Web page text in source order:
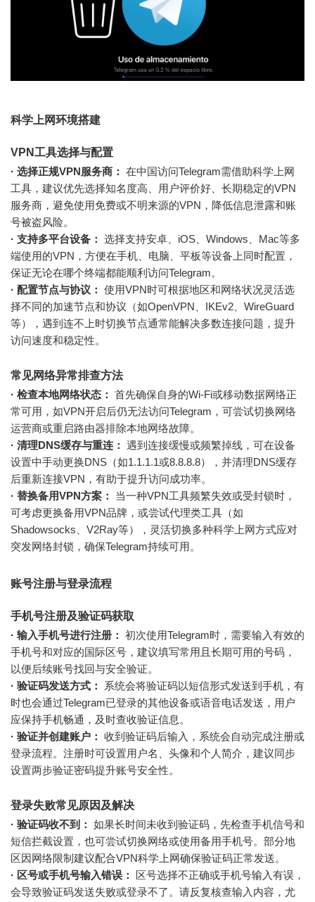
科学上网环境搭建
VPN工具选择与配置
· 选择正规VPN服务商： 在中国访问Telegram需借助科学上网
工具，建议优先选择知名度高、用户评价好、长期稳定的VPN
服务商，避免使用免费或不明来源的VPN，降低信息泄露和账
号被盗风险。
· 支持多平台设备： 选择支持安卓、iOS、Windows、Mac等多
端使用的VPN，方便在手机、电脑、平板等设备上同时配置，
保证无论在哪个终端都能顺利访问Telegram。
· 配置节点与协议： 使用VPN时可根据地区和网络状况灵活选
择不同的加速节点和协议（如OpenVPN、IKEv2、WireGuard
等），遇到连不上时切换节点通常能解决多数连接问题，提升
访问速度和稳定性。
常见网络异常排查方法
· 检查本地网络状态： 首先确保自身的Wi-Fi或移动数据网络正
常可用，如VPN开启后仍无法访问Telegram，可尝试切换网络
运营商或重启路由器排除本地网络故障。
· 清理DNS缓存与重连： 遇到连接缓慢或频繁掉线，可在设备
设置中手动更换DNS（如1.1.1.1或8.8.8.8），并清理DNS缓存
后重新连接VPN，有助于提升访问成功率。
· 替换备用VPN方案：
当一种VPN工具频繁失效或受封锁时，
可考虑更换备用VPN品牌，或尝试代理类工具（如
Shadowsocks、V2Ray等），灵活切换多种科学上网方式应对
突发网络封锁，确保Telegram持续可用。
账号注册与登录流程
手机号注册及验证码获取
· 输入手机号进行注册： 初次使用Telegram时，需要输入有效的
手机号和对应的国际区号，建议填写常用且长期可用的号码，
以便后续账号找回与安全验证。
· 验证码发送方式：
系统会将验证码以短信形式发送到手机，有
时也会通过Telegram已登录的其他设备或语音电话发送，用户
应保持手机畅通，及时查收验证信息。
· 验证并创建账户： 收到验证码后输入，系统会自动完成注册或
登录流程。注册时可设置用户名、头像和个人简介，建议同步
设置两步验证密码提升账号安全性。
登录失败常见原因及解决
· 验证码收不到： 如果长时间未收到验证码，先检查手机信号和
短信拦截设置，也可尝试切换网络或使用备用手机号。部分地
区因网络限制建议配合VPN科学上网确保验证码正常发送。
· 区号或手机号输入错误：
区号选择不正确或手机号输入有误，
会导致验证码发送失败或登录不了。请反复核查输入内容，尤